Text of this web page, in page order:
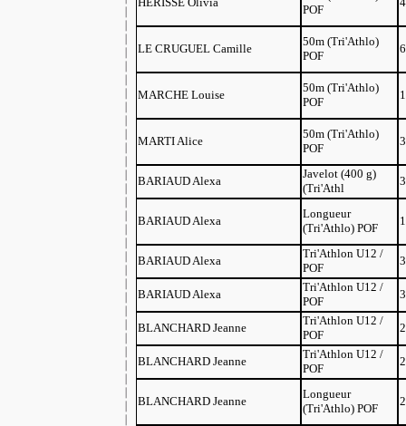
POF
LE CRUGUEL Camille
50m (Tri'Athlo)
POF
MARCHE Louise
50m (Tri'Athlo)
POF
MARTI Alice
50m (Tri'Athlo)
POF
BARIAUD Alexa
Javelot (400 g)
(Tri'Athl
BARIAUD Alexa
Longueur
(Tri'Athlo) POF
BARIAUD Alexa
Tri'Athlon U12 /
POF
BARIAUD Alexa
Tri'Athlon U12 /
POF
BLANCHARD Jeanne
Tri'Athlon U12 /
POF
BLANCHARD Jeanne
Tri'Athlon U12 /
POF
BLANCHARD Jeanne
Longueur
(Tri'Athlo) POF